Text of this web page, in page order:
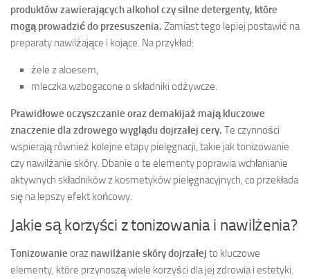
produktów zawierających alkohol czy silne detergenty, które
mogą prowadzić do przesuszenia. Zamiast tego lepiej postawić na
preparaty nawilżające i kojące. Na przykład:
żele z aloesem,
mleczka wzbogacone o składniki odżywcze.
Prawidłowe oczyszczanie oraz demakijaż mają kluczowe
znaczenie dla zdrowego wyglądu dojrzałej cery. Te czynności
wspierają również kolejne etapy pielęgnacji, takie jak tonizowanie
czy nawilżanie skóry. Dbanie o te elementy poprawia wchłanianie
aktywnych składników z kosmetyków pielęgnacyjnych, co przekłada
się na lepszy efekt końcowy.
Jakie są korzyści z tonizowania i nawilżenia?
Tonizowanie oraz nawilżanie skóry dojrzałej to kluczowe
elementy, które przynoszą wiele korzyści dla jej zdrowia i estetyki.